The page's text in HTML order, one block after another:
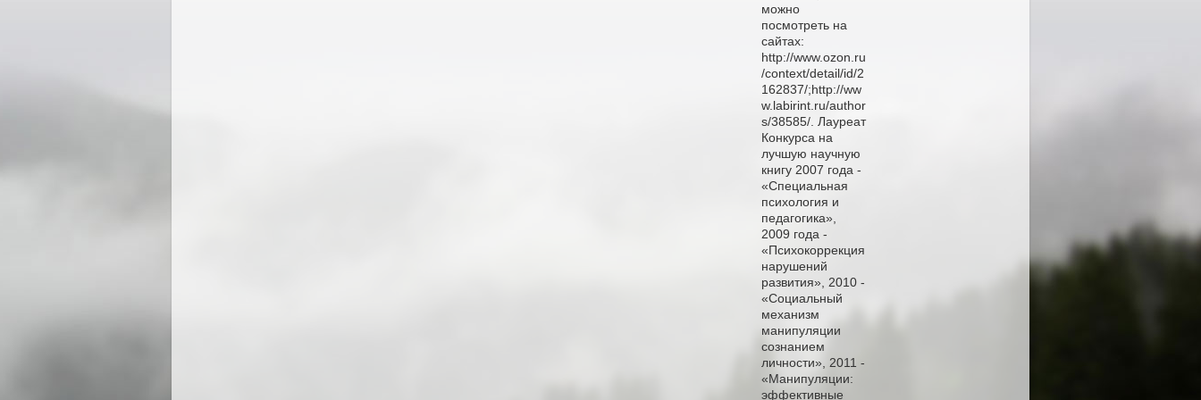
можно
посмотреть на
сайтах:
http://www.ozon.ru
/context/detail/id/2
162837/;http://ww
w.labirint.ru/author
s/38585/. Лауреат
Конкурса на
лучшую научную
книгу 2007 года -
«Специальная
психология и
педагогика»,
2009 года -
«Психокоррекция
нарушений
развития», 2010 -
«Социальный
механизм
манипуляции
сознанием
личности», 2011 -
«Манипуляции:
эффективные